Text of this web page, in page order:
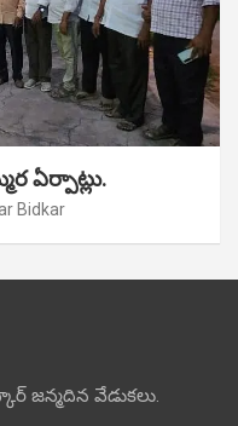
ఏర్పాట్లు.
Bidkar
జన్మదిన వేడుకలు.